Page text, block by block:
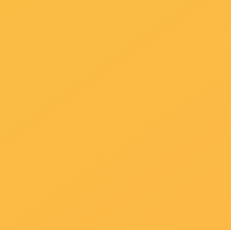
（二）职业供求信息、市场工资